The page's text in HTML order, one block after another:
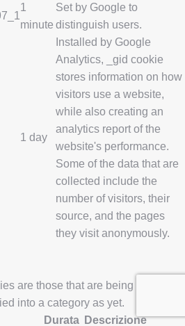
1
minute
Set by Google to
distinguish users.
1 day
Installed by Google
Analytics, _gid cookie
stores information on how
visitors use a website,
while also creating an
analytics report of the
website's performance.
Some of the data that are
collected include the
number of visitors, their
source, and the pages
they visit anonymously.
are those that are being analyzed
into a category as yet.
Durata Descrizione